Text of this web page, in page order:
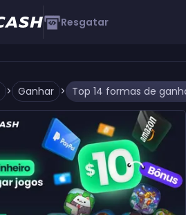
Resgatar
> Ganhar >